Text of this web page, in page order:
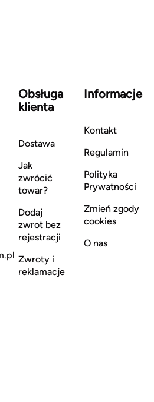
Obsługa
klienta
Dostawa
Jak
zwrócić
towar?
Dodaj
zwrot bez
rejestracji
Zwroty i
reklamacje
Informacje
Kontakt
Regulamin
Polityka
Prywatności
Zmień zgody
cookies
O nas